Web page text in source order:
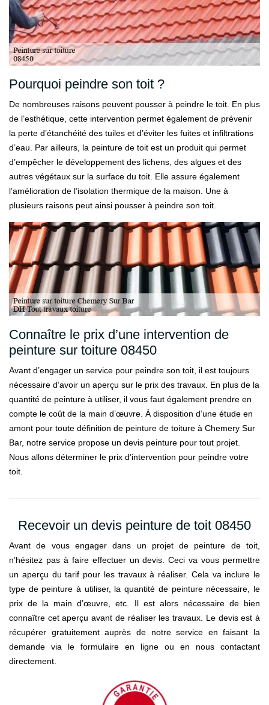
Pourquoi peindre son toit ?
De nombreuses raisons peuvent pousser à peindre le toit. En plus
de l’esthétique, cette intervention permet également de prévenir
la perte d’étanchéité des tuiles et d’éviter les fuites et infiltrations
d’eau. Par ailleurs, la peinture de toit est un produit qui permet
d’empêcher le développement des lichens, des algues et des
autres végétaux sur la surface du toit. Elle assure également
l’amélioration de l’isolation thermique de la maison. Une à
plusieurs raisons peut ainsi pousser à peindre son toit.
Connaître le prix d’une intervention de
peinture sur toiture 08450
Avant d’engager un service pour peindre son toit, il est toujours
nécessaire d’avoir un aperçu sur le prix des travaux. En plus de la
quantité de peinture à utiliser, il vous faut également prendre en
compte le coût de la main d’œuvre. À disposition d’une étude en
amont pour toute définition de peinture de toiture à Chemery Sur
Bar, notre service propose un devis peinture pour tout projet.
Nous allons déterminer le prix d’intervention pour peindre votre
toit.
Recevoir un devis peinture de toit 08450
Avant de vous engager dans un projet de peinture de toit,
n’hésitez pas à faire effectuer un devis. Ceci va vous permettre
un aperçu du tarif pour les travaux à réaliser. Cela va inclure le
type de peinture à utiliser, la quantité de peinture nécessaire, le
prix de la main d’œuvre, etc. Il est alors nécessaire de bien
connaître cet aperçu avant de réaliser les travaux. Le devis est à
récupérer gratuitement auprès de notre service en faisant la
demande via le formulaire en ligne ou en nous contactant
directement.